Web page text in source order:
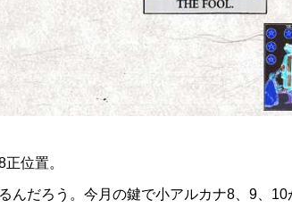
位置。
んだろう。今月の鍵で小アルカナ8、9、10